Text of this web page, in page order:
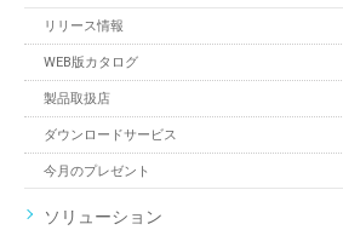
リリース情報
WEB版カタログ
製品取扱店
ダウンロードサービス
今月のプレゼント
ソリューション